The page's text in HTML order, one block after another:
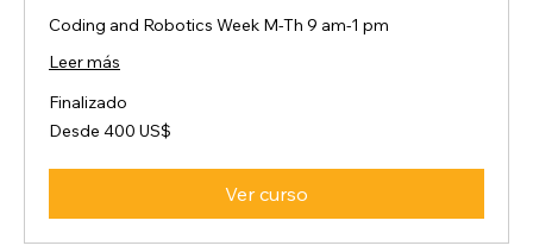
Coding and Robotics Week M-Th 9 am-1 pm
Leer más
Finalizado
Desde
400
Desde 400 US$
Ver curso